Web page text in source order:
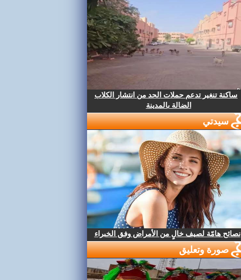
ساكنة تنغير تدعم حملات الحد من انتشار الكلاب
الضالة بالمدينة
سيدتي
نصائح هامّة لصيف خالٍ من الأمراض وفق الخبراء
صورة وتعليق